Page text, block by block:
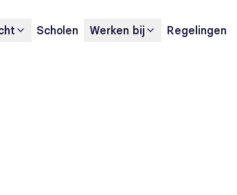
Scholen Werken bij Regelingen